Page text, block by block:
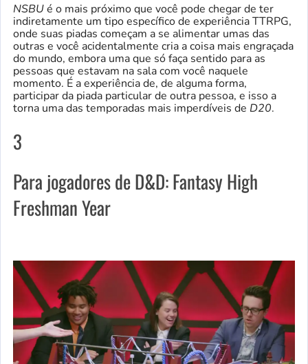
NSBUé o mais próximo que você pode chegar de ter
indiretamente um tipo específico de experiência TTRPG,
onde suas piadas começam a se alimentar umas das
outras e você acidentalmente cria a coisa mais engraçada
do mundo, embora uma que só faça sentido para as
pessoas que estavam na sala com você naquele
momento. É a experiência de, de alguma forma,
participar da piada particular de outra pessoa, e isso a
torna uma das temporadas mais imperdíveis de D20.
3
Para jogadores de D&D: Fantasy High
Freshman Year